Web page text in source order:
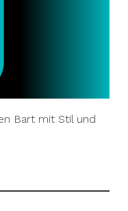
Bart mit Stil und